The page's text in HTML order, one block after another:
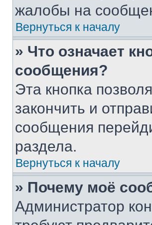
жалобы на
Вернуться к началу
» Что означает
сообщения?
Эта кнопка
закончить и
сообщения
раздела.
Вернуться к началу
» Почему моё
Администратор